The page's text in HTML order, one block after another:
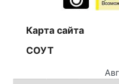
Карта сайта
СОУТ